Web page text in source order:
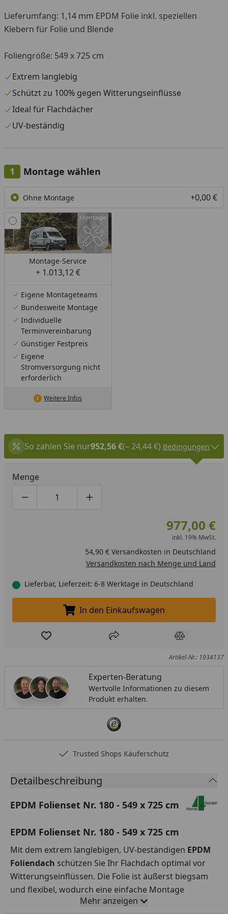
Lieferumfang: 1,14 mm EPDM Folie inkl. speziellen
Klebern für Folie und Blende
Foliengröße: 549 x 725 cm
Extrem langlebig
Schützt zu 100% gegen Witterungseinflüsse
Ideal für Flachdächer
UV-beständig
Montage wählen
Ohne Montage +0,00 €
Montage-Service
+ 1.013,12 €
Eigene Montageteams
Bundesweite Montage
Individuelle
Terminvereinbarung
Günstiger Festpreis
Eigene
Stromversorgung nicht
erforderlich
Weitere Infos
So zahlen Sie nur952,56 €(– 24,44 €) Bedingungen
Menge
Produktmenge um eins verringern
Produktmenge manuell eingeben
Produktmenge um eins erhöhen
977,00 €
inkl. 19% MwSt.
54,90 € Versandkosten in Deutschland
Versandkosten nach Menge und Land
Lieferbar, Lieferzeit: 6-8 Werktage in Deutschland
In den Einkaufswagen legen
In den Einkaufswagen
Produkt zur Wunschliste hinzufügen
Teilen Produkt
Artikel-Nr.: 1934137
Experten-Beratung
Wertvolle Informationen zu diesem
Produkt erhalten.
Trusted Shops Käuferschutz
Detailbeschreibung
EPDM Folienset Nr. 180 - 549 x 725 cm
EPDM Folienset Nr. 180 - 549 x 725 cm
Mit dem extrem langlebigen, UV-beständigen EPDM
Foliendach schützen Sie Ihr Flachdach optimal vor
Witterungseinflüssen. Die Folie ist äußerst biegsam
und flexibel, wodurch eine einfache Montage
Mehr anzeigen